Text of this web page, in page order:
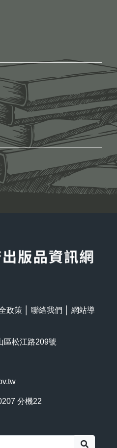
政策 聯絡我們
網站導
區松江路209號
分機22